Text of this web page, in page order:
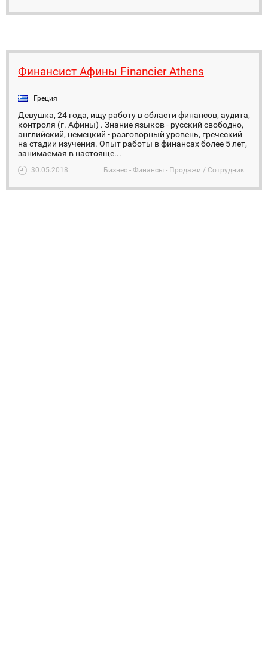
Финансист Афины Financier Athens
Греция
Девушка, 24 года, ищу работу в области финансов, аудита,
контроля (г. Афины) . Знание языков - русский свободно,
английский, немецкий - разговорный уровень, греческий
на стадии изучения. Опыт работы в финансах более 5 лет,
занимаемая в настояще...
30.05.2018 Бизнес - Финансы - Продажи / Сотрудник